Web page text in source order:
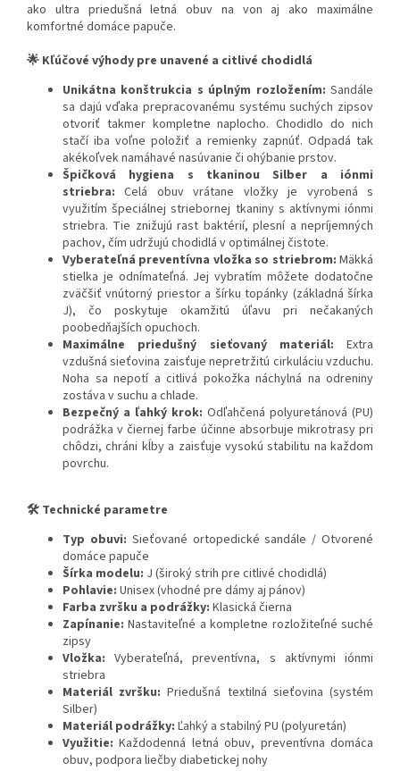
ako ultra priedušná letná obuv na von aj ako maximálne
komfortné domáce papuče.
🌟 Kľúčové výhody pre unavené a citlivé chodidlá
Unikátna konštrukcia s úplným rozložením: Sandále
sa dajú vďaka prepracovanému systému suchých zipsov
otvoriť takmer kompletne naplocho. Chodidlo do nich
stačí iba voľne položiť a remienky zapnúť. Odpadá tak
akékoľvek namáhavé nasúvanie či ohýbanie prstov.
Špičková hygiena s tkaninou Silber a iónmi
striebra:Celá obuv vrátane vložky je vyrobená s
využitím špeciálnej striebornej tkaniny s aktívnymi iónmi
striebra. Tie znižujú rast baktérií, plesní a nepríjemných
pachov, čím udržujú chodidlá v optimálnej čistote.
Vyberateľná preventívna vložka so striebrom: Mäkká
stielka je odnímateľná. Jej vybratím môžete dodatočne
zväčšiť vnútorný priestor a šírku topánky (základná šírka
J), čo poskytuje okamžitú úľavu pri nečakaných
poobedňajších opuchoch.
Maximálne priedušný sieťovaný materiál: Extra
vzdušná sieťovina zaisťuje nepretržitú cirkuláciu vzduchu.
Noha sa nepotí a citlivá pokožka náchylná na odreniny
zostáva v suchu a chlade.
Bezpečný a ľahký krok: Odľahčená polyuretánová (PU)
podrážka v čiernej farbe účinne absorbuje mikrotrasy pri
chôdzi, chráni kĺby a zaisťuje vysokú stabilitu na každom
povrchu.
🛠️ Technické parametre
Typ obuvi: Sieťované ortopedické sandále / Otvorené
domáce papuče
Šírka modelu: J (široký strih pre citlivé chodidlá)
Pohlavie: Unisex (vhodné pre dámy aj pánov)
Farba zvršku a podrážky: Klasická čierna
Zapínanie: Nastaviteľné a kompletne rozložiteľné suché
zipsy
Vložka: Vyberateľná, preventívna, s aktívnymi iónmi
striebra
Materiál zvršku:Priedušná textilná sieťovina (systém
Silber)
Materiál podrážky: Ľahký a stabilný PU (polyuretán)
Využitie: Každodenná letná obuv, preventívna domáca
obuv, podpora liečby diabetickej nohy